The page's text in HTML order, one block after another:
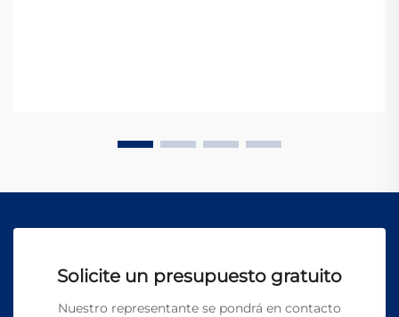
Solicite un presupuesto gratuito
Nuestro representante se pondrá en contacto